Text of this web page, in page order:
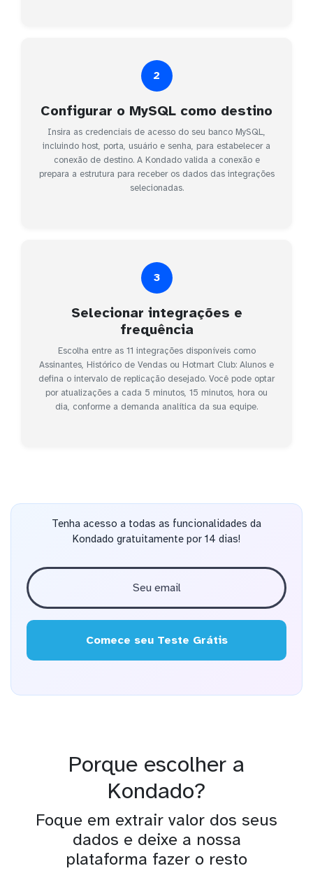
2
Configurar o MySQL como destino
Insira as credenciais de acesso do seu banco MySQL,
incluindo host, porta, usuário e senha, para estabelecer a
conexão de destino. A Kondado valida a conexão e
prepara a estrutura para receber os dados das integrações
selecionadas.
3
Selecionar integrações e
frequência
Escolha entre as 11 integrações disponíveis como
Assinantes, Histórico de Vendas ou Hotmart Club: Alunos e
defina o intervalo de replicação desejado. Você pode optar
por atualizações a cada 5 minutos, 15 minutos, hora ou
dia, conforme a demanda analítica da sua equipe.
Tenha acesso a todas as funcionalidades da
Kondado gratuitamente por 14 dias!
Comece seu Teste Grátis
Porque escolher a
Kondado?
Foque em extrair valor dos seus
dados e deixe a nossa
plataforma fazer o resto